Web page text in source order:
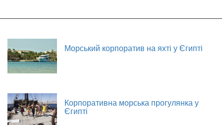
Морський корпоратив на яхті у Єгипті
Корпоративна морська прогулянка у
Єгипті